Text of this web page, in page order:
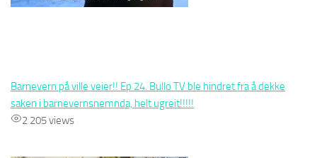
Barnevern på ville veier!! Ep 24. Bullo TV ble hindret fra å dekke
saken i barnevernsnemnda, helt ugreit!!!!!
2 205 views